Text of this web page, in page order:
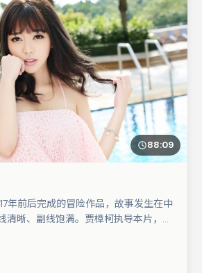
88:09
年前后完成的冒险作品，故事发生在中
清晰、副线饱满。贾樟柯执导本片，在
子怡、咏梅、肖央等，角色动机前后呼
与伏笔的观众。节奏紧凑、反转有度，